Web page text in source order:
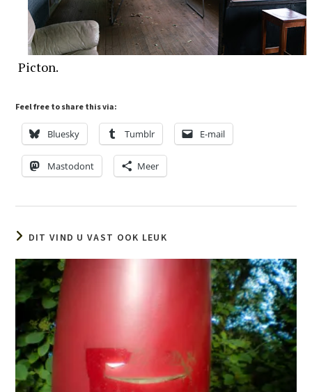
Picton.
Feel free to share this via:
Bluesky Tumblr E-mail
Mastodont Meer
DIT VIND U VAST OOK LEUK